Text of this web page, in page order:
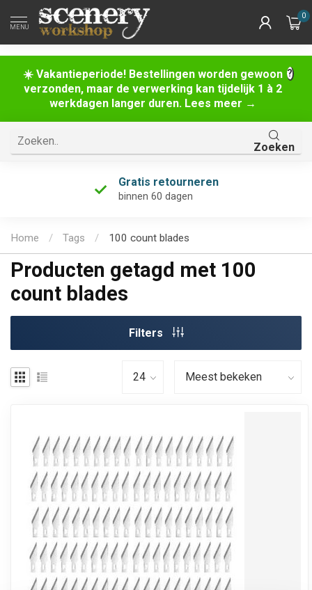
☀️ Vakantieperiode! Bestellingen worden gewoon
verzonden, maar de verwerking kan tijdelijk 1 à 2
werkdagen langer duren. Lees meer →
MENU
0
Zoeken
Gratis retourneren
binnen 60 dagen
Home / Tags / 100 count blades
Producten getagd met 100
count blades
Filters